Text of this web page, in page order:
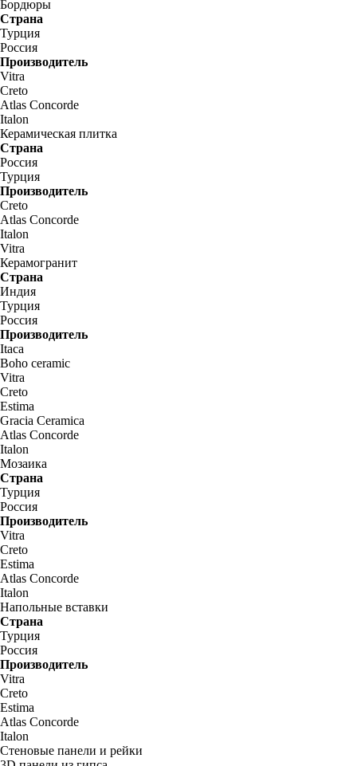
Бордюры
Страна
Турция
Россия
Производитель
Vitra
Creto
Atlas Concorde
Italon
Керамическая плитка
Страна
Россия
Турция
Производитель
Creto
Atlas Concorde
Italon
Vitra
Керамогранит
Страна
Индия
Турция
Россия
Производитель
Itaca
Boho ceramic
Vitra
Creto
Estima
Gracia Ceramica
Atlas Concorde
Italon
Мозаика
Страна
Турция
Россия
Производитель
Vitra
Creto
Estima
Atlas Concorde
Italon
Напольные вставки
Страна
Турция
Россия
Производитель
Vitra
Creto
Estima
Atlas Concorde
Italon
Стеновые панели и рейки